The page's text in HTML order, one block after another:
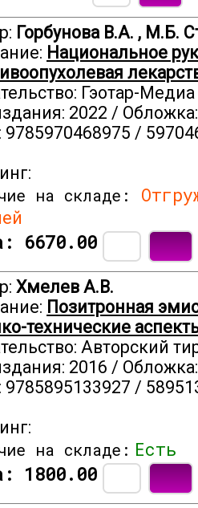
Горбунова В.А. , М.Б.
Национальное
Гэотар-Медиа
2022 /
9785970468975 /
на складе:
6670.00
Хмелев А.В.
Позитронная
технические
Авторский
2016 /
9785895133927 /
на складе: Есть
1800.00